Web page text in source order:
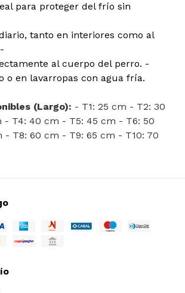
para proteger del frío sin
tanto en interiores como al
al cuerpo del perro. -
o en lavarropas con agua fría.
(Largo): - T1: 25 cm - T2: 30
- T4: 40 cm - T5: 45 cm - T6: 50
- T8: 60 cm - T9: 65 cm - T10: 70